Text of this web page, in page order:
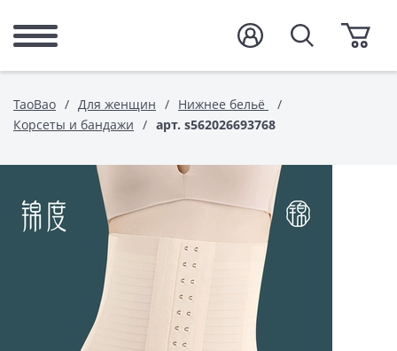
TaoBao Для женщин
Нижнее бельё
Корсеты и бандажи
арт. s562026693768